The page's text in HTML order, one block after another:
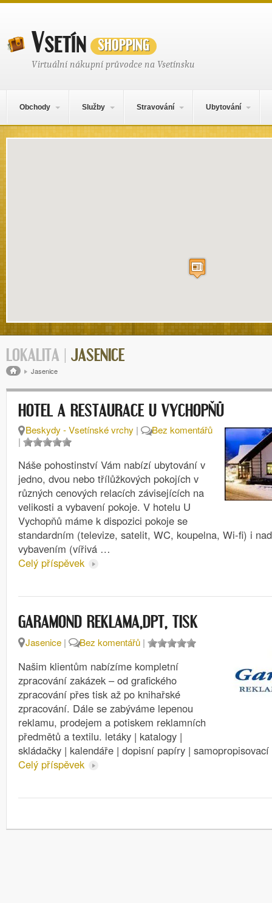
Vsetínshopping
Virtuální nákupní průvodce na Vsetínsku
Obchody Služby Stravování Ubytování
Mapa obsahu
LOKALITA | JASENICE
Drobečková navigace
Jasenice
HOTEL A RESTAURACE U VYCHOPŇŮ
Beskydy - Vsetínské vrchy |
Bez komentářů
|
Náše pohostinství Vám nabízí ubytování v
jedno, dvou nebo třílůžkových pokojích v
různých cenových relacích závisejících na
velikosti a vybavení pokoje. V hotelu U
Vychopňů máme k dispozici pokoje se
standardním (televize, satelit, WC, koupelna, Wi-fi) i
vybavením (vířivá …
Celý příspěvek
GARAMOND REKLAMA,DPT, TISK
Jasenice | Bez komentářů |
Našim klientům nabízíme kompletní
zpracování zakázek – od grafického
zpracování přes tisk až po knihařské
zpracování. Dále se zabýváme lepenou
reklamu, prodejem a potiskem reklamních
předmětů a textilu. letáky | katalogy |
skládačky | kalendáře | dopisní papíry |
Celý příspěvek